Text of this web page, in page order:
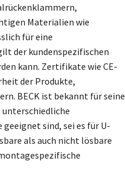
Materialien wie
für eine
der kundenspezifischen
kann. Zertifikate wie CE-
der Produkte,
BECK ist bekannt für seine
sind, sei es für U-
als auch nicht lösbare